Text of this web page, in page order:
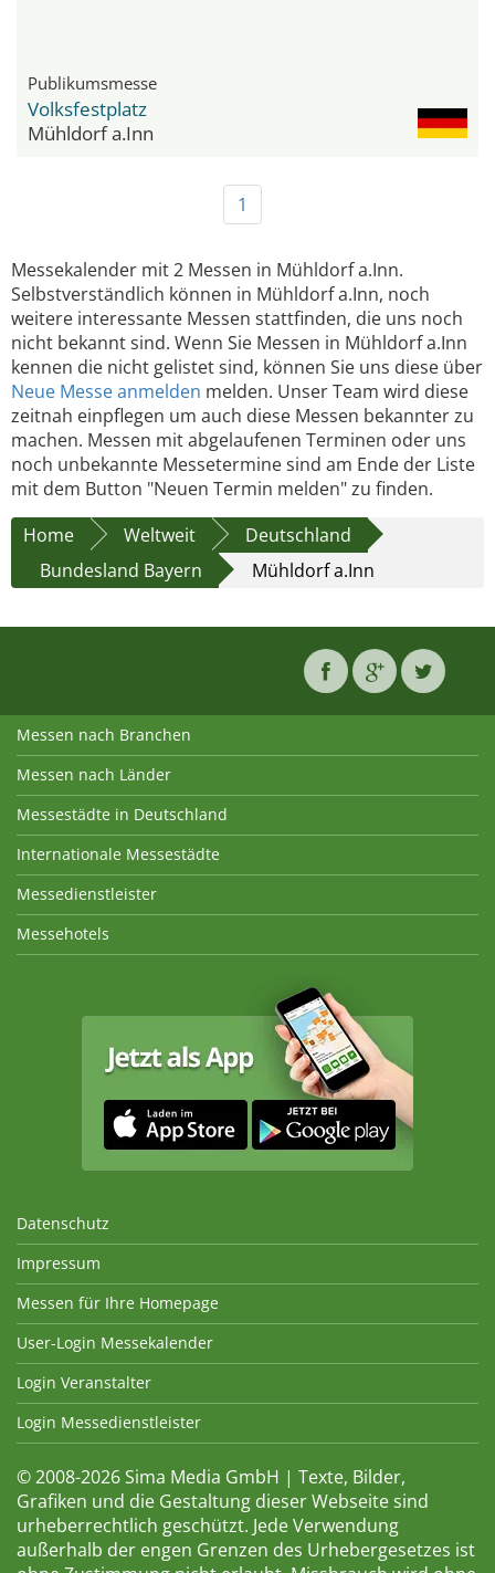
Publikumsmesse
Volksfestplatz
Mühldorf a.Inn
1
Messekalender mit 2 Messen in Mühldorf a.Inn.
Selbstverständlich können in Mühldorf a.Inn, noch
weitere interessante Messen stattfinden, die uns noch
nicht bekannt sind. Wenn Sie Messen in Mühldorf a.Inn
kennen die nicht gelistet sind, können Sie uns diese über
Neue Messe anmelden melden. Unser Team wird diese
zeitnah einpflegen um auch diese Messen bekannter zu
machen. Messen mit abgelaufenen Terminen oder uns
noch unbekannte Messetermine sind am Ende der Liste
mit dem Button "Neuen Termin melden" zu finden.
Home
Weltweit
Deutschland
Bundesland Bayern
Mühldorf a.Inn
Messen nach Branchen
Messen nach Länder
Messestädte in Deutschland
Internationale Messestädte
Messedienstleister
Messehotels
Datenschutz
Impressum
Messen für Ihre Homepage
User-Login Messekalender
Login Veranstalter
Login Messedienstleister
© 2008-2026 Sima Media GmbH | Texte, Bilder,
Grafiken und die Gestaltung dieser Webseite sind
urheberrechtlich geschützt. Jede Verwendung
außerhalb der engen Grenzen des Urhebergesetzes ist